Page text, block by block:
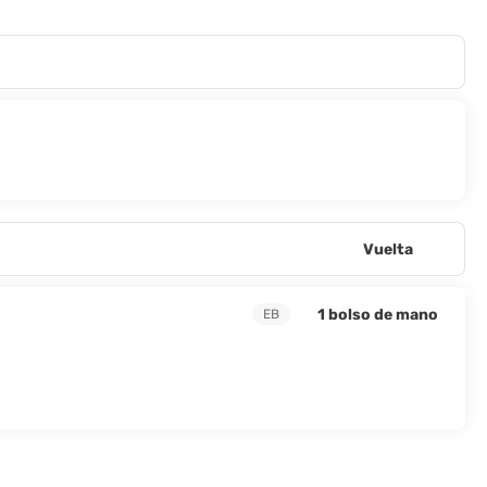
Vuelta
EB 1 bolso de mano